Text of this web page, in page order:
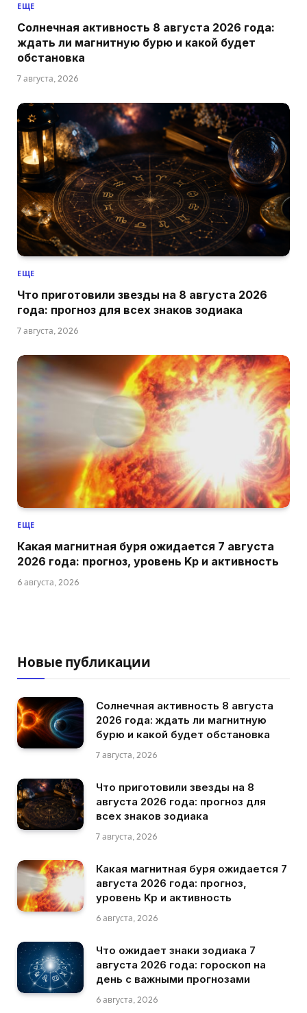
ЕЩЕ
Солнечная активность 8 августа 2026 года:
ждать ли магнитную бурю и какой будет
обстановка
7 августа, 2026
ЕЩЕ
Что приготовили звезды на 8 августа 2026
года: прогноз для всех знаков зодиака
7 августа, 2026
ЕЩЕ
Какая магнитная буря ожидается 7 августа
2026 года: прогноз, уровень Kp и активность
6 августа, 2026
Новые публикации
Солнечная активность 8 августа
2026 года: ждать ли магнитную
бурю и какой будет обстановка
7 августа, 2026
Что приготовили звезды на 8
августа 2026 года: прогноз для
всех знаков зодиака
7 августа, 2026
Какая магнитная буря ожидается 7
августа 2026 года: прогноз,
уровень Kp и активность
6 августа, 2026
Что ожидает знаки зодиака 7
августа 2026 года: гороскоп на
день с важными прогнозами
6 августа, 2026